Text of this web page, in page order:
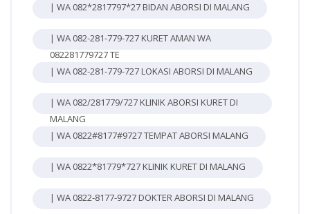
| WA 082*2817797*27 BIDAN ABORSI DI MALANG
| WA 082-281-779-727 KURET AMAN WA
082281779727 TE
| WA 082-281-779-727 LOKASI ABORSI DI MALANG
| WA 082/281779/727 KLINIK ABORSI KURET DI
MALANG
| WA 0822#8177#9727 TEMPAT ABORSI MALANG
| WA 0822*81779*727 KLINIK KURET DI MALANG
| WA 0822-8177-9727 DOKTER ABORSI DI MALANG